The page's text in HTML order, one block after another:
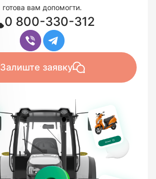
готова вам допомогти.
0 800-330-312
Залиште заявку